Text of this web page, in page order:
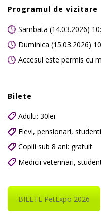
Programul de vizitare
Sambata (14.03.2026)
Duminica (15.03.2026)
Accesul este permis cu
Bilete
Adulti: 30lei
Elevi, pensionari,
Copiii sub 8 ani: gratuit
Medicii veterinari,
BILETE PetExpo 2026